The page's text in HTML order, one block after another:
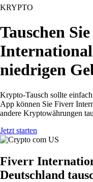
KRYPTO
Tauschen
niedrigen
Krypto-Tausch sollte
App können Sie Fiverr
andere Kryptowährungen
Jetzt starten
Fiverr
Deutschland